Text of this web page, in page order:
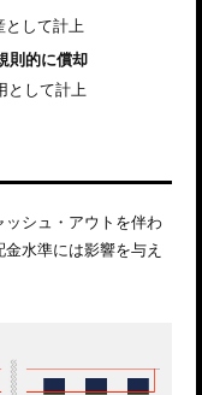
として計上
則的に償却
として計上
シュ・アウトを伴わ
水準には影響を与え